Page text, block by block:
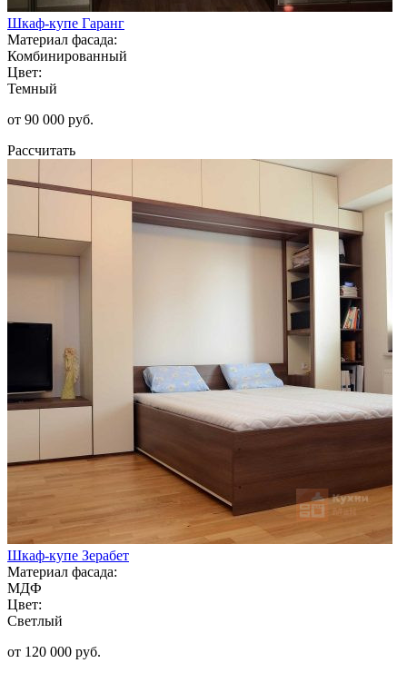
Шкаф-купе Гаранг
Материал фасада:
Комбинированный
Цвет:
Темный
от 90 000 руб.
Рассчитать
Шкаф-купе Зерабет
Материал фасада:
МДФ
Цвет:
Светлый
от 120 000 руб.